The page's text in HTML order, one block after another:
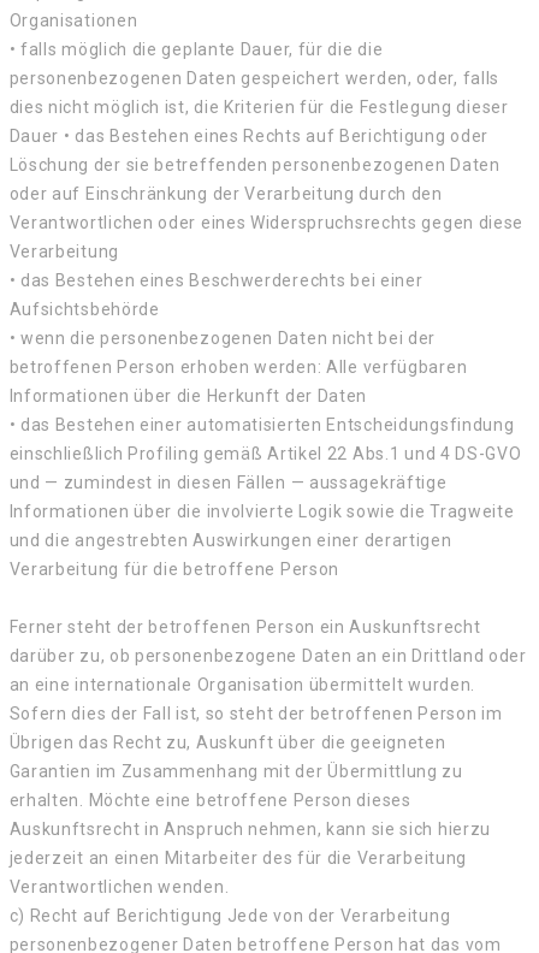
Organisationen
• falls möglich die geplante Dauer, für die die
personenbezogenen Daten gespeichert werden, oder, falls
dies nicht möglich ist, die Kriterien für die Festlegung dieser
Dauer • das Bestehen eines Rechts auf Berichtigung oder
Löschung der sie betreffenden personenbezogenen Daten
oder auf Einschränkung der Verarbeitung durch den
Verantwortlichen oder eines Widerspruchsrechts gegen diese
Verarbeitung
• das Bestehen eines Beschwerderechts bei einer
Aufsichtsbehörde
• wenn die personenbezogenen Daten nicht bei der
betroffenen Person erhoben werden: Alle verfügbaren
Informationen über die Herkunft der Daten
• das Bestehen einer automatisierten Entscheidungsfindung
einschließlich Profiling gemäß Artikel 22 Abs.1 und 4 DS-GVO
und — zumindest in diesen Fällen — aussagekräftige
Informationen über die involvierte Logik sowie die Tragweite
und die angestrebten Auswirkungen einer derartigen
Verarbeitung für die betroffene Person
Ferner steht der betroffenen Person ein Auskunftsrecht
darüber zu, ob personenbezogene Daten an ein Drittland oder
an eine internationale Organisation übermittelt wurden.
Sofern dies der Fall ist, so steht der betroffenen Person im
Übrigen das Recht zu, Auskunft über die geeigneten
Garantien im Zusammenhang mit der Übermittlung zu
erhalten. Möchte eine betroffene Person dieses
Auskunftsrecht in Anspruch nehmen, kann sie sich hierzu
jederzeit an einen Mitarbeiter des für die Verarbeitung
Verantwortlichen wenden.
c) Recht auf Berichtigung Jede von der Verarbeitung
personenbezogener Daten betroffene Person hat das vom